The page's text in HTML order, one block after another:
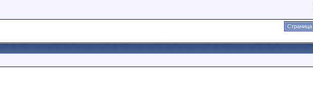
Страница